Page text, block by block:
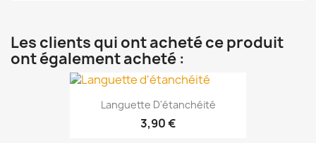
Les clients qui ont acheté ce produit
ont également acheté :
Languette D'étanchéité
3,90 €